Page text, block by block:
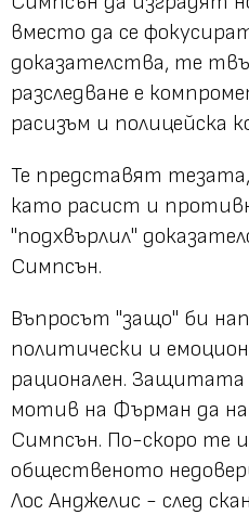
вместо да се
доказателства, те
разследване е
расизъм и полицейска
Те представят
като расист и
"подхвърлил"
Симпсън.
Въпросът "защо" би
политически и
рационален. Защитата
мотив на Фърман да
Симпсън. По-скоро те
общественото
Лос Анджелис - след